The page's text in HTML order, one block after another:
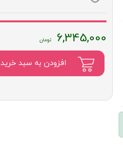
6,345,000
افزودن به سبد خرید